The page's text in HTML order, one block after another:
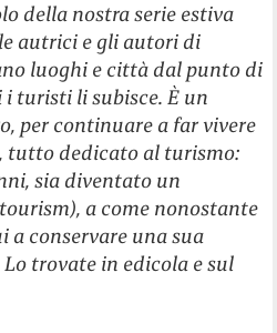
della nostra serie estiva
autrici e gli autori di
luoghi e città dal punto di
turisti li subisce. È un
per continuare a far vivere
tutto dedicato al turismo:
sia diventato un
a come nonostante
conservare una sua
trovate in edicola e sul